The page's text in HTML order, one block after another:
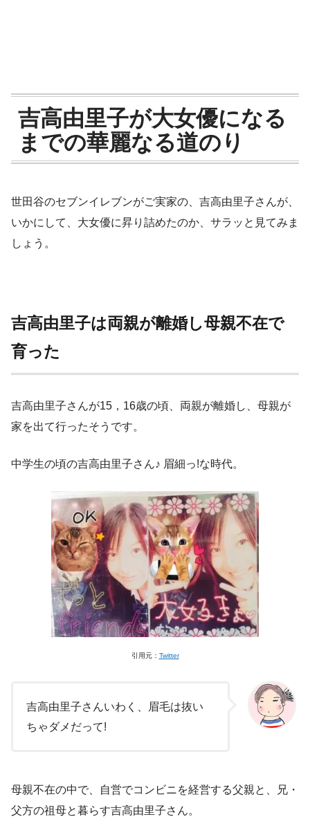
吉高由里子が大女優になる
までの華麗なる道のり
世田谷のセブンイレブンがご実家の、吉高由里子さんが、
いかにして、大女優に昇り詰めたのか、サラッと見てみま
しょう。
吉高由里子は両親が離婚し母親不在で
育った
吉高由里子さんが15，16歳の頃、両親が離婚し、母親が
家を出て行ったそうです。
中学生の頃の吉高由里子さん♪ 眉細っ!な時代。
引用元： Twitter
吉高由里子さんいわく、眉毛は抜い
ちゃダメだって!
母親不在の中で、自営でコンビニを経営する父親と、兄・
父方の祖母と暮らす吉高由里子さん。